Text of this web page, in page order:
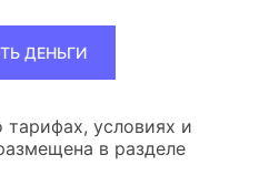
ДЕНЬГИ
условиях и
в разделе